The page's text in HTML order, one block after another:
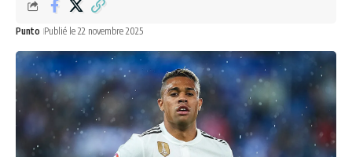
Punto Publié le 22 novembre 2025